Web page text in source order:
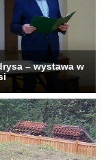
– wystawa w